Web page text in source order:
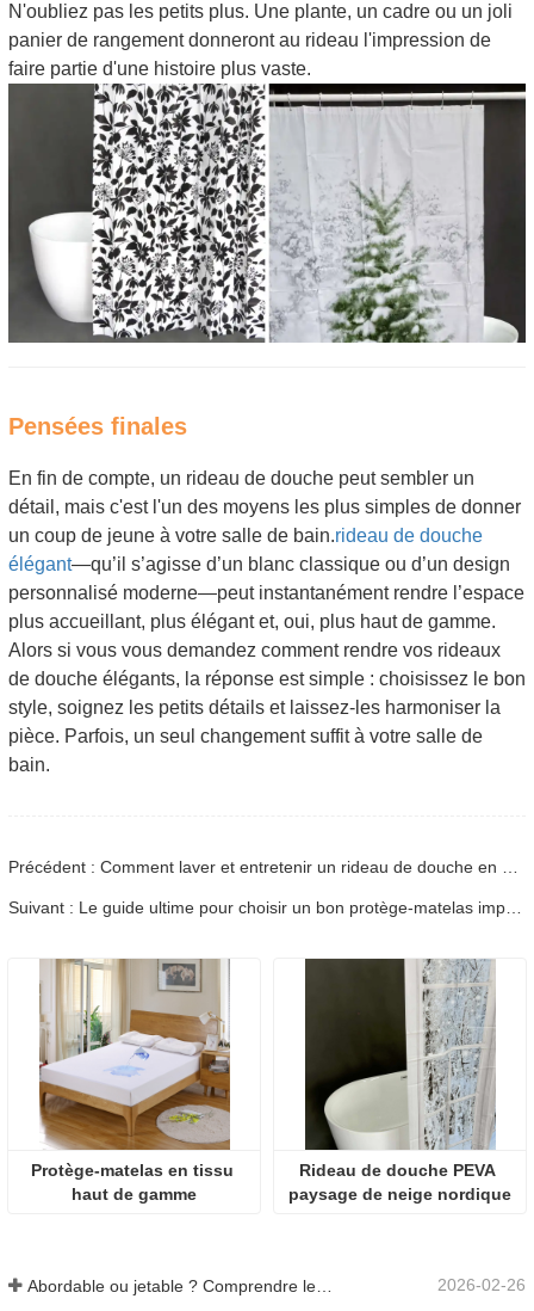
N'oubliez pas les petits plus. Une plante, un cadre ou un joli
panier de rangement donneront au rideau l'impression de
faire partie d'une histoire plus vaste.
Pensées finales
En fin de compte, un rideau de douche peut sembler un
détail, mais c'est l'un des moyens les plus simples de donner
un coup de jeune à votre salle de bain.rideau de douche
élégant—qu’il s’agisse d’un blanc classique ou d’un design
personnalisé moderne—peut instantanément rendre l’espace
plus accueillant, plus élégant et, oui, plus haut de gamme.
Alors si vous vous demandez comment rendre vos rideaux
de douche élégants, la réponse est simple : choisissez le bon
style, soignez les petits détails et laissez-les harmoniser la
pièce. Parfois, un seul changement suffit à votre salle de
bain.
Protège-matelas en tissu
haut de gamme
Rideau de douche PEVA
paysage de neige nordique
Abordable ou jetable ? Comprendre les nappes à prix réduit 2026-02-26